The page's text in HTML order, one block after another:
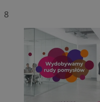
8